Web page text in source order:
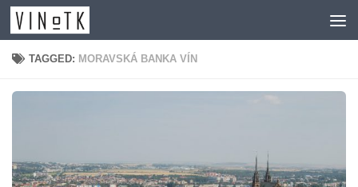
Skip to content
TAGGED: MORAVSKÁ BANKA VÍN